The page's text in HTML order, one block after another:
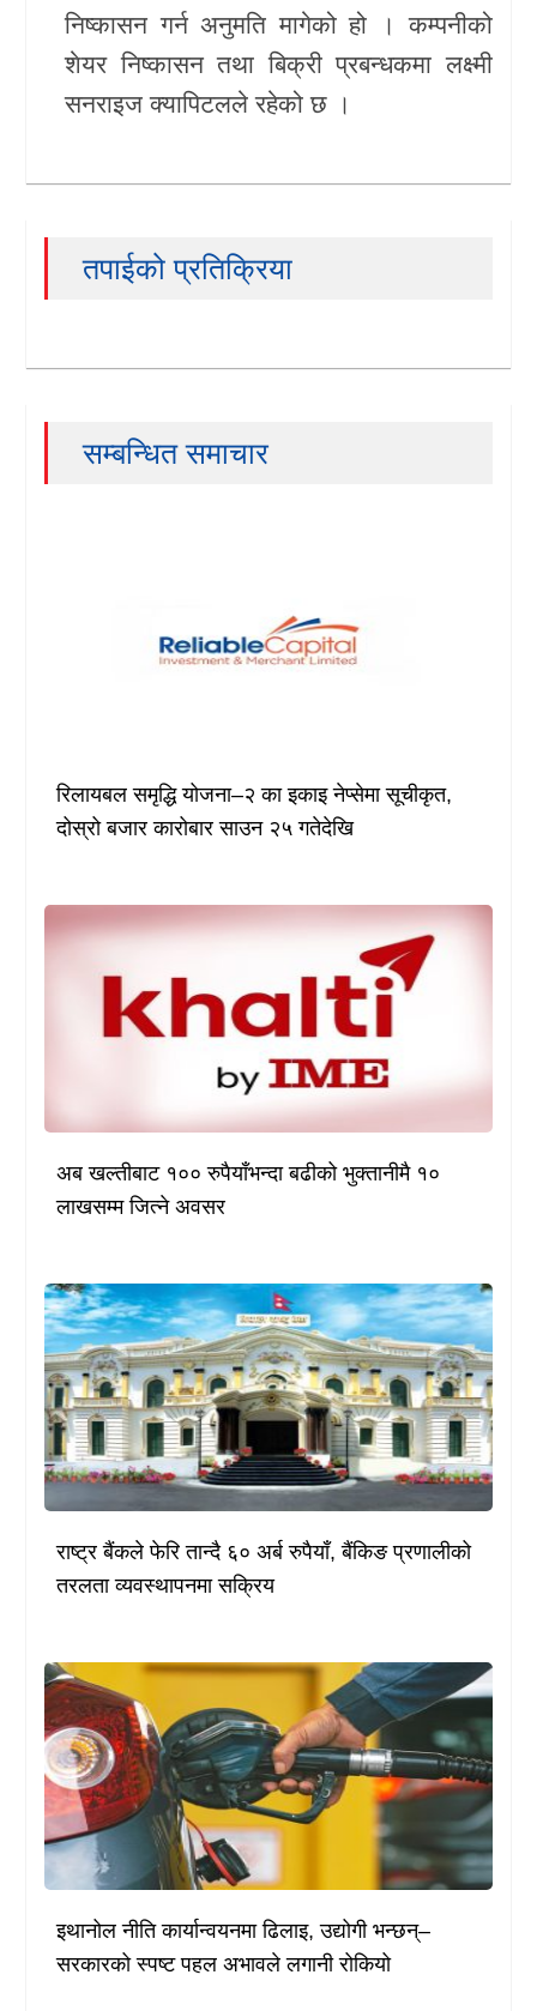
निष्कासन गर्न अनुमति मागेको हो । कम्पनीको
शेयर निष्कासन तथा बिक्री प्रबन्धकमा लक्ष्मी
सनराइज क्यापिटलले रहेको छ ।
तपाईको प्रतिक्रिया
सम्बन्धित समाचार
रिलायबल समृद्धि योजना–२ का इकाइ नेप्सेमा सूचीकृत,
दोस्रो बजार कारोबार साउन २५ गतेदेखि
अब खल्तीबाट १०० रुपैयाँभन्दा बढीको भुक्तानीमै १०
लाखसम्म जित्ने अवसर
राष्ट्र बैंकले फेरि तान्दै ६० अर्ब रुपैयाँ, बैंकिङ प्रणालीको
तरलता व्यवस्थापनमा सक्रिय
इथानोल नीति कार्यान्वयनमा ढिलाइ, उद्योगी भन्छन्–
सरकारको स्पष्ट पहल अभावले लगानी रोकियो